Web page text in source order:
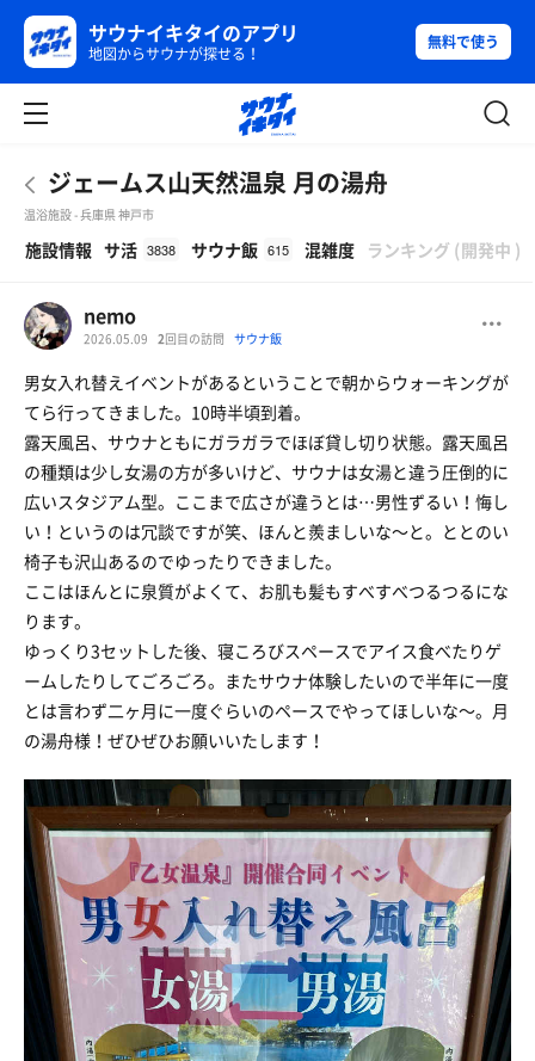
サウナイキタイのアプリ
地図からサウナが探せる！
無料で使う
ジェームス山天然温泉 月の湯舟
温浴施設 - 兵庫県 神戸市
施設情報 サ活 3838 サウナ飯 615 混雑度 ランキング (開発中 )
nemo
2026.05.09 2回目の訪問 サウナ飯
男女入れ替えイベントがあるということで朝からウォーキングが
てら行ってきました。10時半頃到着。
露天風呂、サウナともにガラガラでほぼ貸し切り状態。露天風呂
の種類は少し女湯の方が多いけど、サウナは女湯と違う圧倒的に
広いスタジアム型。ここまで広さが違うとは…男性ずるい！悔し
い！というのは冗談ですが笑、ほんと羨ましいな〜と。ととのい
椅子も沢山あるのでゆったりできました。
ここはほんとに泉質がよくて、お肌も髪もすべすべつるつるにな
ります。
ゆっくり3セットした後、寝ころびスペースでアイス食べたりゲ
ームしたりしてごろごろ。またサウナ体験したいので半年に一度
とは言わず二ヶ月に一度ぐらいのペースでやってほしいな〜。月
の湯舟様！ぜひぜひお願いいたします！